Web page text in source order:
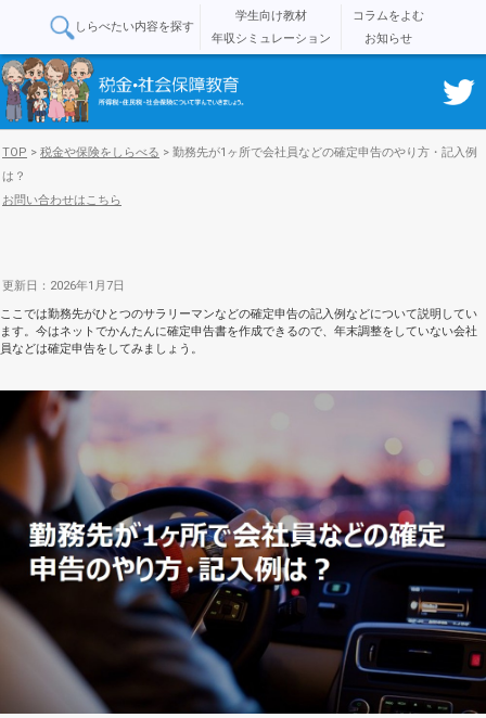
しらべたい内容を探す
学生向け教材
コラムをよむ
年収シミュレーション
お知らせ
TOP > 税金や保険をしらべる > 勤務先が1ヶ所で会社員などの確定申告のやり方・記入例
は？
お問い合わせはこちら
更新日：2026年1月7日
ここでは勤務先がひとつのサラリーマンなどの確定申告の記入例などについて説明してい
ます。今はネットでかんたんに確定申告書を作成できるので、年末調整をしていない会社
員などは確定申告をしてみましょう。